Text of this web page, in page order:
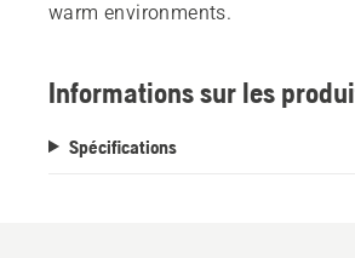
warm environments.
Informations sur les
Spécifications